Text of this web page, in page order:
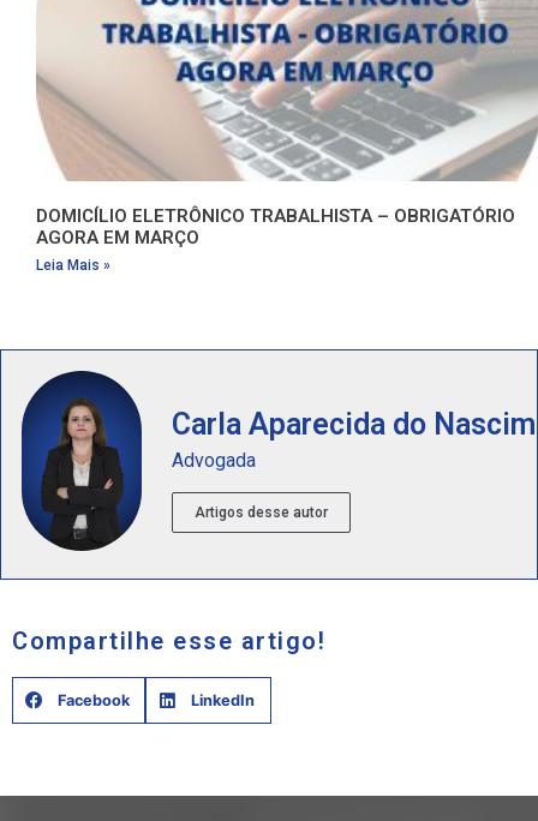
DOMICÍLIO ELETRÔNICO TRABALHISTA – OBRIGATÓRIO
AGORA EM MARÇO
Leia Mais »
Carla Aparecida do
Advogada
Artigos desse autor
Compartilhe esse artigo!
Facebook LinkedIn